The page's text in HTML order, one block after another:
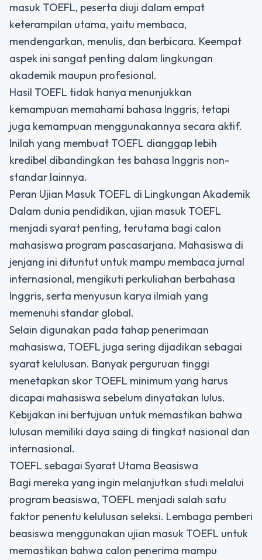
masuk TOEFL, peserta diuji dalam empat
keterampilan utama, yaitu membaca,
mendengarkan, menulis, dan berbicara. Keempat
aspek ini sangat penting dalam lingkungan
akademik maupun profesional.
Hasil TOEFL tidak hanya menunjukkan
kemampuan memahami bahasa Inggris, tetapi
juga kemampuan menggunakannya secara aktif.
Inilah yang membuat TOEFL dianggap lebih
kredibel dibandingkan tes bahasa Inggris non-
standar lainnya.
Peran Ujian Masuk TOEFL di Lingkungan Akademik
Dalam dunia pendidikan, ujian masuk TOEFL
menjadi syarat penting, terutama bagi calon
mahasiswa program pascasarjana. Mahasiswa di
jenjang ini dituntut untuk mampu membaca jurnal
internasional, mengikuti perkuliahan berbahasa
Inggris, serta menyusun karya ilmiah yang
memenuhi standar global.
Selain digunakan pada tahap penerimaan
mahasiswa, TOEFL juga sering dijadikan sebagai
syarat kelulusan. Banyak perguruan tinggi
menetapkan skor TOEFL minimum yang harus
dicapai mahasiswa sebelum dinyatakan lulus.
Kebijakan ini bertujuan untuk memastikan bahwa
lulusan memiliki daya saing di tingkat nasional dan
internasional.
TOEFL sebagai Syarat Utama Beasiswa
Bagi mereka yang ingin melanjutkan studi melalui
program beasiswa, TOEFL menjadi salah satu
faktor penentu kelulusan seleksi. Lembaga pemberi
beasiswa menggunakan ujian masuk TOEFL untuk
memastikan bahwa calon penerima mampu